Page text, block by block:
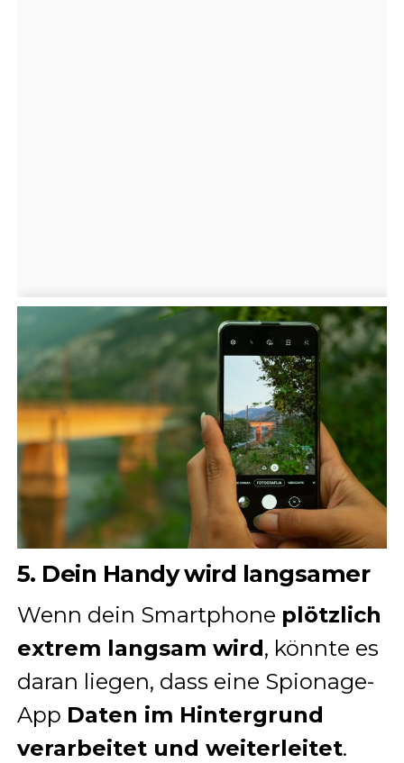
5. Dein Handy wird langsamer
Wenn dein Smartphone plötzlich
extrem langsam wird, könnte es
daran liegen, dass eine Spionage-
App Daten im Hintergrund
verarbeitet und weiterleitet.